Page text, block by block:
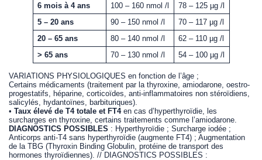
6 mois à 4 ans
100 – 160 nmol /l
78 – 125 µg /l
5 – 20 ans
90 – 150 nmol /l
70 – 117 µg /l
20 – 65 ans
80 – 140 nmol /l
62 – 110 µg /l
> 65 ans
70 – 130 nmol /l 54 – 100 µg /l
VARIATIONS PHYSIOLOGIQUES en fonction de l’âge ;
Certains médicaments (traitement par la thyroxine, amiodarone, oestro-
progestatifs, héparine, corticoïdes, anti-inflammatoires non stéroïdiens,
salicylés, hydantoïnes, barbituriques).
•Taux élevé de T4 totale et FT4en cas d’hyperthyroïdie, les
surcharges en thyroxine, certains traitements comme l’amiodarone.
DIAGNOSTICS POSSIBLES : Hyperthyroïdie ; Surcharge iodée ;
Anticorps anti-T4 sans hyperthyroïdie (augmente FT4) ; Augmentation
de la TBG (Thyroxin Binding Globulin, protéine de transport des
hormones thyroïdiennes). // DIAGNOSTICS POSSIBLES :